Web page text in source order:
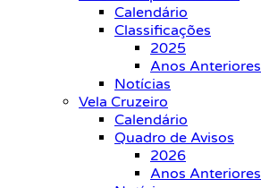
Calendário
Classificações
2025
Anos Anteriores
Notícias
Vela Cruzeiro
Calendário
Quadro de Avisos
2026
Anos Anteriores